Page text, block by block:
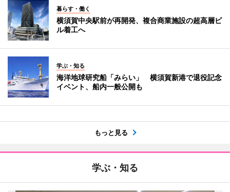
暮らす・働く
横須賀中央駅前が再開発、複合商業施設の超高層ビ
ル着工へ
学ぶ・知る
海洋地球研究船「みらい」 横須賀新港で退役記念
イベント、船内一般公開も
もっと見る
学ぶ・知る